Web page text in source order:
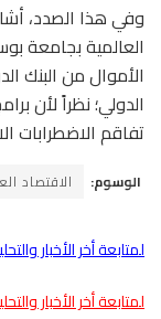
وفي هذا الصدد،
العالمية بجامعة
الأموال من البنك
الدولي؛ نظراً لأن
تفاقم الاضطرابات
الوسوم: الاقتصاد
لمتابعة أخر الأخبار
لمتابعة أخر الأخبار